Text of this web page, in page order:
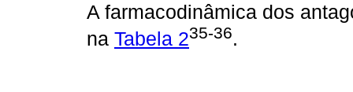
A farmacodinâmica dos
na Tabela 235-36.